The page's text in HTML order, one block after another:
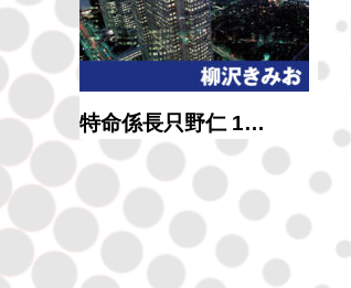
特命係長只野仁 1…